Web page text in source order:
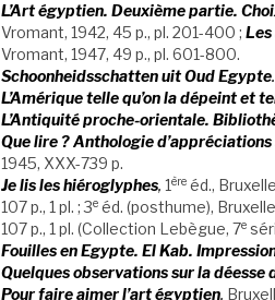
L’Art égyptien. Deuxième partie.
Vromant, 1942, 45 p., pl. 201-400 ;
Vromant, 1947, 49 p., pl. 601-800.
Schoonheidsschatten uit Oud Egypte.
L’Amérique telle qu’on la dépeint et
L’Antiquité proche-orientale.
Que lire ? Anthologie
1945, XXX-739 p.
Je lis les hiéroglyphes, 1èreéd.,
107 p., 1 pl. ; 3eéd. (posthume),
107 p., 1 pl. (Collection Lebègue, 7e
Fouilles en Egypte. El Kab.
Quelques observations sur la déesse
Pour faire aimer l’art égyptien,